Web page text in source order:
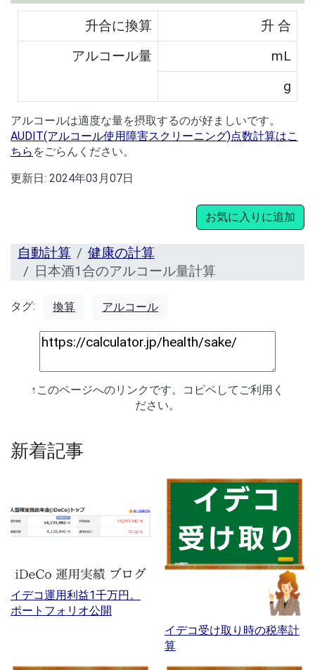
升合に換算 升 合
アルコール量
mL
g
アルコールは適度な量を摂取するのが好ましいです。
AUDIT(アルコール使用障害スクリーニング)点数計算はこ
ちら をごらんください。
更新日: 2024年03月07日
お気に入りに追加
自動計算
健康の計算
日本酒1合のアルコール量計算
タグ: 換算 アルコール
↑このページへのリンクです。コピペしてご利用く
ださい。
新着記事
イデコ運用利益1千万円。
ポートフォリオ公開
イデコ受け取り時の税率計
算